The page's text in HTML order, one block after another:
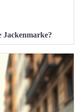
Jackenmarke?